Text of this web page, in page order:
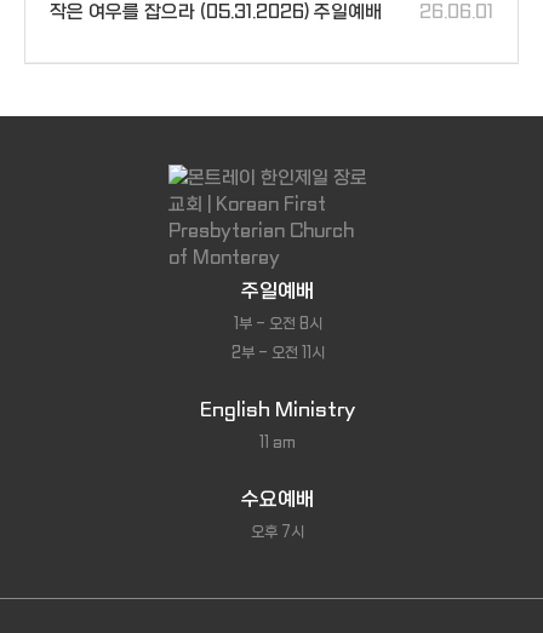
작은 여우를 잡으라 (05.31.2026) 주일예배
26.06.01
주일예배
1부 - 오전 8시
2부 - 오전 11시
English Ministry
11 am
수요예배
오후 7시